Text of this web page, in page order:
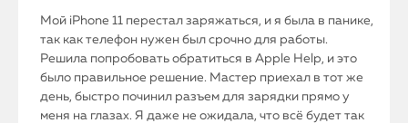
Мой iPhone 11 перестал заряжаться, и я была в панике,
так как телефон нужен был срочно для работы.
Решила попробовать обратиться в Apple Help, и это
было правильное решение. Мастер приехал в тот же
день, быстро починил разъем для зарядки прямо у
меня на глазах. Я даже не ожидала, что всё будет так